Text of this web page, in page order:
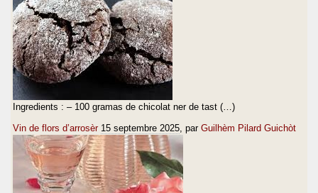
Ingredients : – 100 gramas de chicolat ner de tast (…)
Vin de flors d’arrosèr 15 septembre 2025 , par Guilhèm Pilard Guichòt